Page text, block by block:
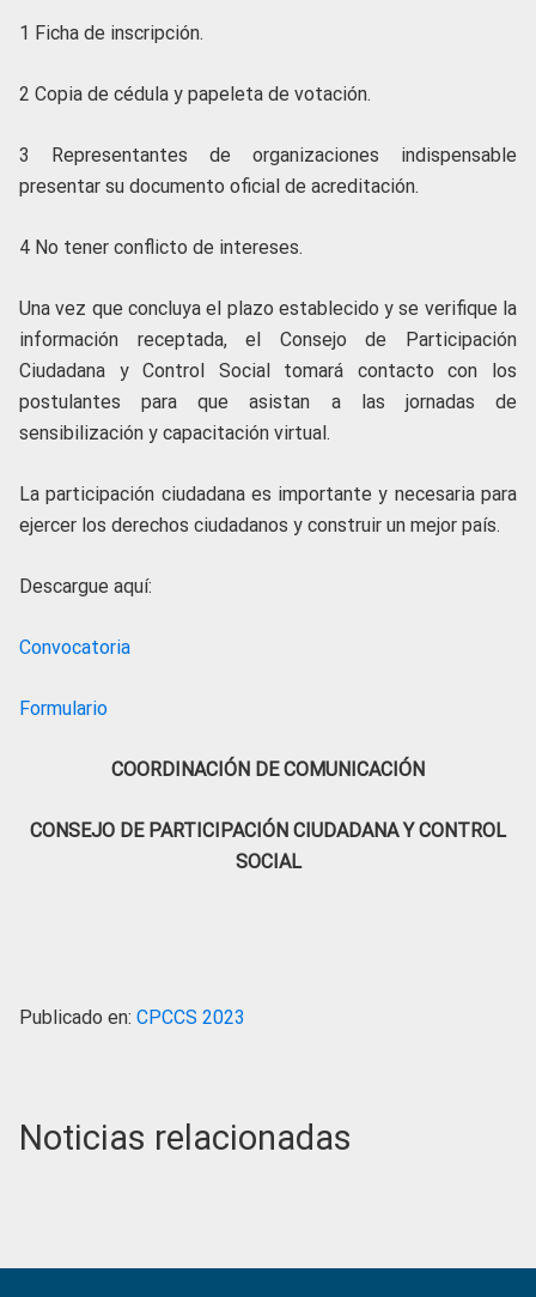
1 Ficha de inscripción.
2 Copia de cédula y papeleta de votación.
3 Representantes de organizaciones indispensable
presentar su documento oficial de acreditación.
4 No tener conflicto de intereses.
Una vez que concluya el plazo establecido y se verifique la
información receptada, el Consejo de Participación
Ciudadana y Control Social tomará contacto con los
postulantes para que asistan a las jornadas de
sensibilización y capacitación virtual.
La participación ciudadana es importante y necesaria para
ejercer los derechos ciudadanos y construir un mejor país.
Descargue aquí:
Convocatoria
Formulario
COORDINACIÓN DE COMUNICACIÓN
CONSEJO DE PARTICIPACIÓN CIUDADANA Y CONTROL
SOCIAL
Publicado en: CPCCS 2023
Noticias relacionadas